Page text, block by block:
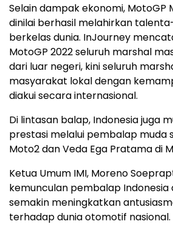
Selain dampak ekonomi, MotoGP
dinilai berhasil melahirkan
berkelas dunia. InJourney
MotoGP 2022 seluruh marshal
dari luar negeri, kini seluruh
masyarakat lokal dengan
diakui secara internasional.
Di lintasan balap, Indonesia juga
prestasi melalui pembalap muda
Moto2 dan Veda Ega Pratama di
Ketua Umum IMI, Moreno
kemunculan pembalap Indonesia
semakin meningkatkan
terhadap dunia otomotif nasional.